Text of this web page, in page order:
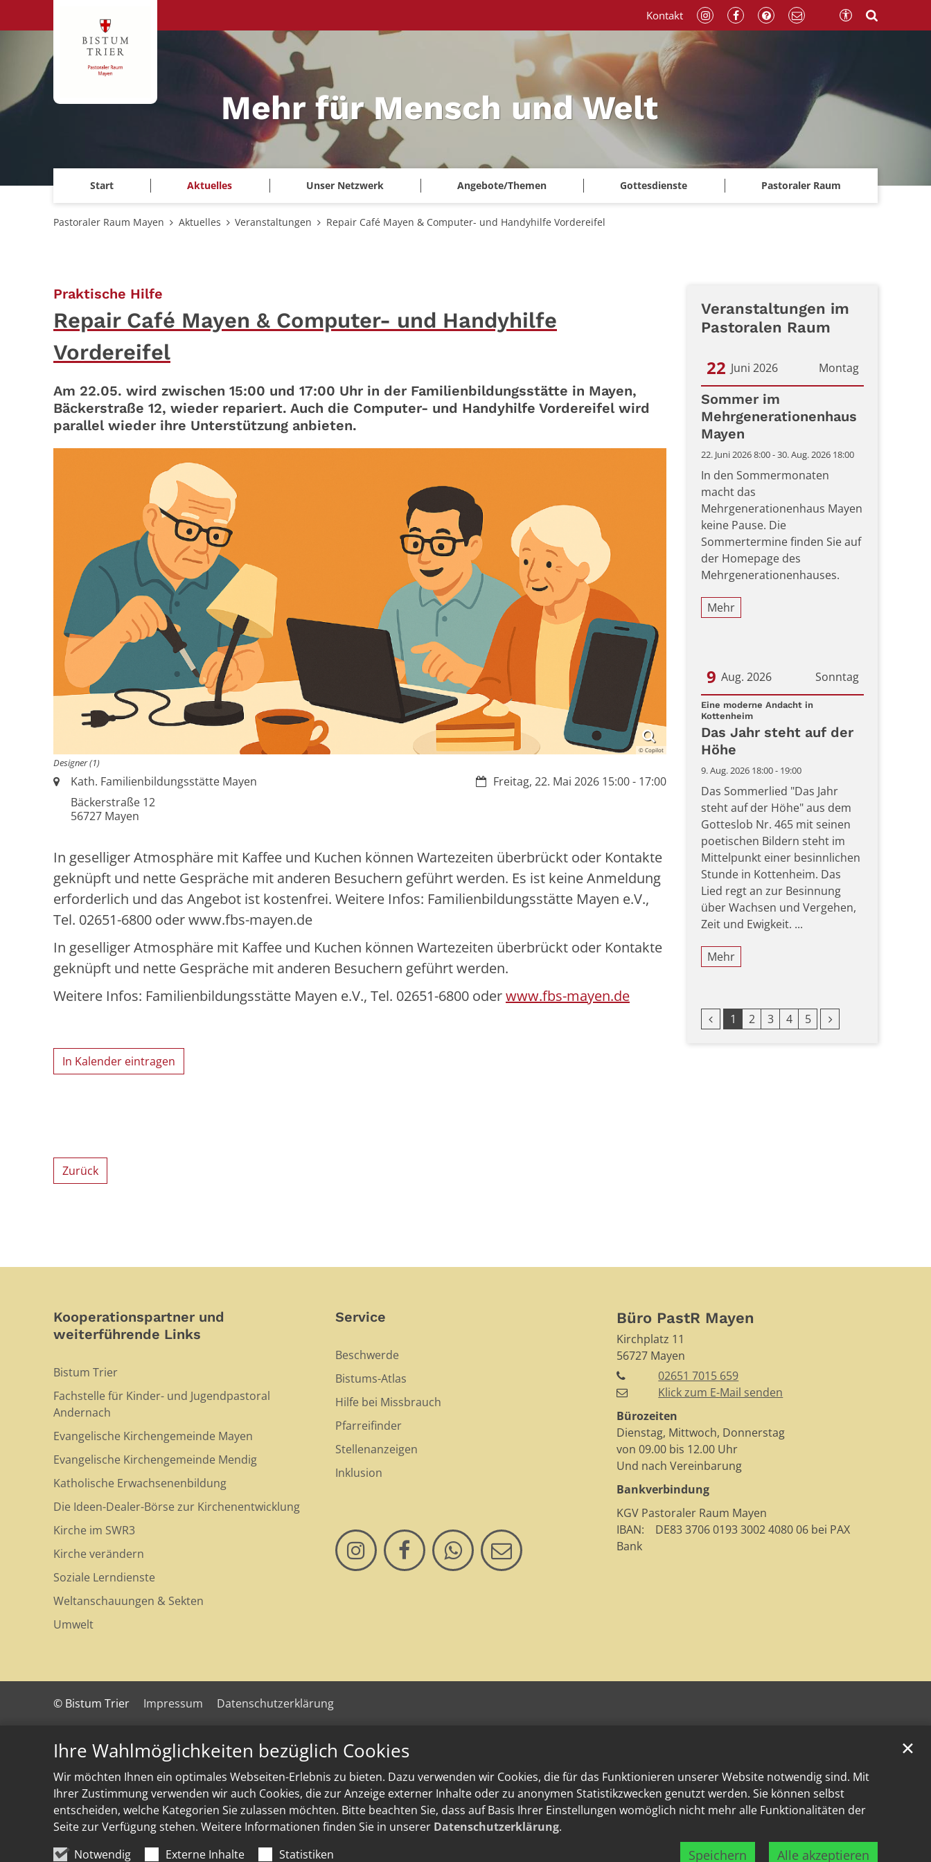
Ihre Wahlmöglichkeiten bezüglich Cookies
Wir möchten Ihnen ein optimales Webseiten-Erlebnis zu bieten. Dazu verwenden wir Cookies, die für das Funktionieren unserer Website notwendig sind. Mit
Ihrer Zustimmung verwenden wir auch Cookies, die zur Anzeige externer Inhalte oder zu anonymen Statistikzwecken genutzt werden. Sie können selbst
entscheiden, welche Kategorien Sie zulassen möchten. Bitte beachten Sie, dass auf Basis Ihrer Einstellungen womöglich nicht mehr alle Funktionalitäten der
Seite zur Verfügung stehen. Weitere Informationen finden Sie in unserer Datenschutzerklärung.
Notwendig
Externe Inhalte Statistiken Speichern Alle akzeptieren
✕
Mehr für Mensch und Welt
Start Aktuelles Unser Netzwerk Angebote/Themen Gottesdienste Pastoraler Raum
Kontakt
Pastoraler Raum Mayen Aktuelles Veranstaltungen Repair Café Mayen & Computer- und Handyhilfe Vordereifel
Praktische Hilfe
Repair Café Mayen & Computer- und Handyhilfe
Vordereifel
Am 22.05. wird zwischen 15:00 und 17:00 Uhr in der Familienbildungsstätte in Mayen,
Bäckerstraße 12, wieder repariert. Auch die Computer- und Handyhilfe Vordereifel wird
parallel wieder ihre Unterstützung anbieten.
© Copilot
Designer (1)
Datum:Freitag, 22. Mai 2026 15:00 - 17:00
Ort:Kath. Familienbildungsstätte Mayen
Bäckerstraße 12
56727 Mayen
In geselliger Atmosphäre mit Kaffee und Kuchen können Wartezeiten überbrückt oder Kontakte
geknüpft und nette Gespräche mit anderen Besuchern geführt werden. Es ist keine Anmeldung
erforderlich und das Angebot ist kostenfrei. Weitere Infos: Familienbildungsstätte Mayen e.V.,
Tel. 02651-6800 oder www.fbs-mayen.de
In geselliger Atmosphäre mit Kaffee und Kuchen können Wartezeiten überbrückt oder Kontakte
geknüpft und nette Gespräche mit anderen Besuchern geführt werden.
Weitere Infos: Familienbildungsstätte Mayen e.V., Tel. 02651-6800 oderwww.fbs-mayen.de
In Kalender eintragen
Veranstaltungen im
Pastoralen Raum
Montag
22 Juni 2026
Datum: 22. Juni 2026
Sommer im
Mehrgenerationenhaus
Mayen
22. Juni 2026 8:00 - 30. Aug. 2026 18:00
In den Sommermonaten
macht das
Mehrgenerationenhaus Mayen
keine Pause. Die
Sommertermine finden Sie auf
der Homepage des
Mehrgenerationenhauses.
Mehr
Sonntag
9 Aug. 2026
Datum: 9. August 2026
Eine moderne Andacht in
Kottenheim:
Das Jahr steht auf der
Höhe
9. Aug. 2026 18:00 - 19:00
Das Sommerlied "Das Jahr
steht auf der Höhe" aus dem
Gotteslob Nr. 465 mit seinen
poetischen Bildern steht im
Mittelpunkt einer besinnlichen
Stunde in Kottenheim. Das
Lied regt an zur Besinnung
über Wachsen und Vergehen,
Zeit und Ewigkeit. ...
Mehr
Vorherige Seite
1 2 3 4 5 Nächste Seite
Zurück
Kooperationspartner und
weiterführende Links
Bistum Trier
Fachstelle für Kinder- und Jugendpastoral
Andernach
Evangelische Kirchengemeinde Mayen
Evangelische Kirchengemeinde Mendig
Katholische Erwachsenenbildung
Die Ideen-Dealer-Börse zur Kirchenentwicklung
Kirche im SWR3
Kirche verändern
Soziale Lerndienste
Weltanschauungen & Sekten
Umwelt
Service
Beschwerde
Bistums-Atlas
Hilfe bei Missbrauch
Pfarreifinder
Stellenanzeigen
Inklusion
Büro PastR Mayen
Kirchplatz 11
56727 Mayen
02651 7015 659
Klick zum E-Mail senden
Bürozeiten
Dienstag, Mittwoch, Donnerstag
von 09.00 bis 12.00 Uhr
Und nach Vereinbarung
Bankverbindung
KGV Pastoraler Raum Mayen
IBAN: DE83 3706 0193 3002 4080 06 bei PAX
Bank
© Bistum Trier Impressum Datenschutzerklärung